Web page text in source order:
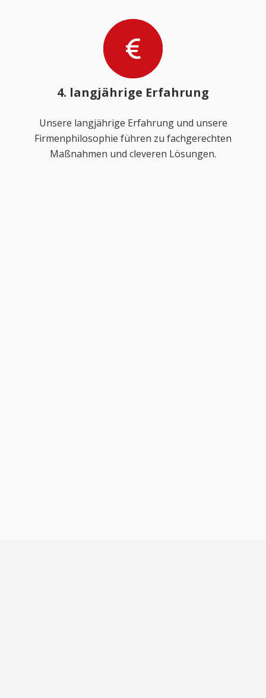
4. langjährige Erfahrung
Unsere langjährige Erfahrung und unsere
Firmenphilosophie führen zu fachgerechten
Maßnahmen und cleveren Lösungen.